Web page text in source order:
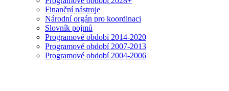
Finanční nástroje
Národní orgán pro koordinaci
Slovník pojmů
Programové období 2014-2020
Programové období 2007-2013
Programové období 2004-2006